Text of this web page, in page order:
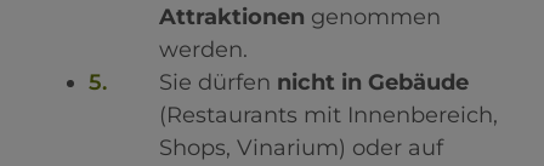
Attraktionen genommen
werden.
Sie dürfen nicht in Gebäude
(Restaurants mit Innenbereich,
Shops, Vinarium) oder auf